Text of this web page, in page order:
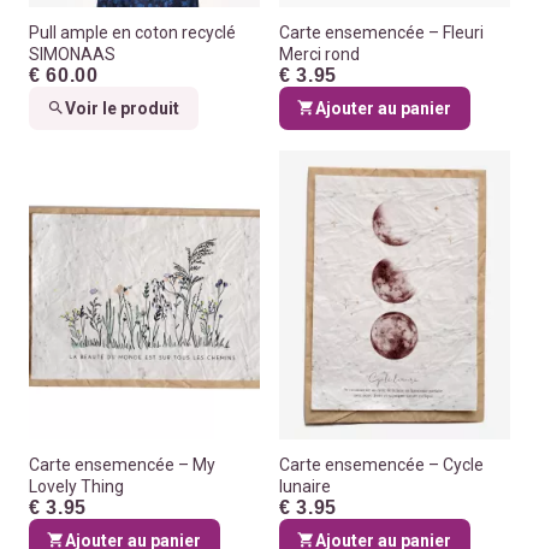
Pull ample en coton recyclé
SIMONAAS
€ 60.00
Voir le produit
Carte ensemencée – Fleuri
Merci rond
€ 3.95
Ajouter au panier
Carte ensemencée – My
Lovely Thing
€ 3.95
Ajouter au panier
Carte ensemencée – Cycle
lunaire
€ 3.95
Ajouter au panier